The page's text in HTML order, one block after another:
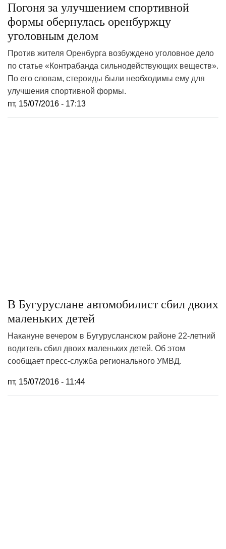
Погоня за улучшением спортивной
формы обернулась оренбуржцу
уголовным делом
Против жителя Оренбурга возбуждено уголовное дело
по статье «Контрабанда сильнодействующих веществ».
По его словам, стероиды были необходимы ему для
улучшения спортивной формы.
пт, 15/07/2016 - 17:13
В Бугуруслане автомобилист сбил двоих
маленьких детей
Накануне вечером в Бугурусланском районе 22-летний
водитель сбил двоих маленьких детей. Об этом
сообщает пресс-служба регионального УМВД.
пт, 15/07/2016 - 11:44